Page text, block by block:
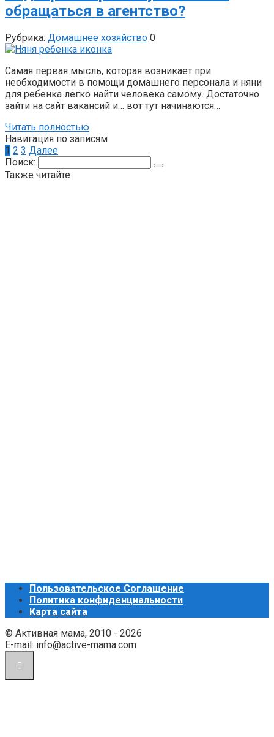
обращаться в агентство?
Рубрика: Домашнее хозяйство 0
Самая первая мысль, которая возникает при
необходимости в помощи домашнего персонала и няни
для ребенка легко найти человека самому. Достаточно
зайти на сайт вакансий и… вот тут начинаются…
Читать полностью
Навигация по записям
1 2 3 Далее
Поиск:
Также читайте
Пользовательское Соглашение
Политика конфиденциальности
Карта сайта
© Активная мама, 2010 - 2026
E-mail: info@active-mama.com